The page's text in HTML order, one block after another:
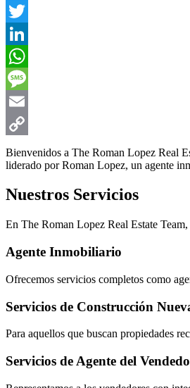
Bienvenidos a The Roman Lopez Real
liderado por Roman Lopez, un agente
Nuestros Servicios
En The Roman Lopez Real Estate
Agente Inmobiliario
Ofrecemos servicios completos como
Servicios de Construcción
Para aquellos que buscan propiedades
Servicios de Agente del